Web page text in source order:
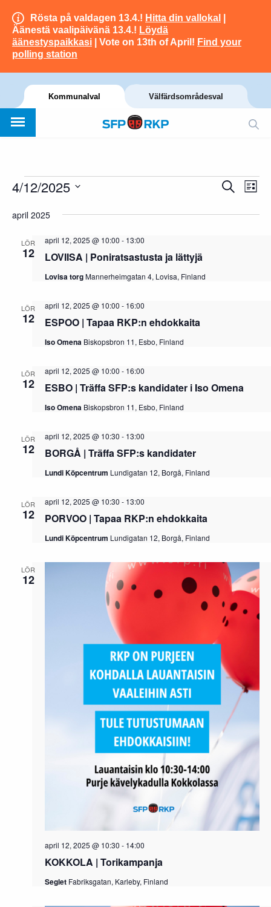
Rösta på valdagen 13.4.! Hitta din vallokal
Äänestä vaalipäivänä 13.4.! Löydä
äänestyspaikkasi | Vote on 13th of April! Find your
polling station
Kommunalval Välfärdsområdesval
Evenemang Sök
Lista
4/12/2025
datum.
april 2025
LÖR
12 LOVIISA | Poniratsastusta ja lättyjä
april 12, 2025 @ 10:00 - 13:00
Lovisa torgMannerheimgatan 4, Lovisa, Finland
LÖR
12 ESPOO | Tapaa RKP:n ehdokkaita
april 12, 2025 @ 10:00 - 16:00
Iso Omena Biskopsbron 11, Esbo, Finland
LÖR
12 ESBO | Träffa SFP:s kandidater i Iso Omena
april 12, 2025 @ 10:00 - 16:00
Iso Omena Biskopsbron 11, Esbo, Finland
LÖR
12 BORGÅ | Träffa SFP:s kandidater
april 12, 2025 @ 10:30 - 13:00
Lundi Köpcentrum Lundigatan 12, Borgå, Finland
LÖR
12 PORVOO | Tapaa RKP:n ehdokkaita
april 12, 2025 @ 10:30 - 13:00
Lundi Köpcentrum Lundigatan 12, Borgå, Finland
LÖR
12
KOKKOLA | Torikampanja
april 12, 2025 @ 10:30 - 14:00
Seglet Fabriksgatan, Karleby, Finland